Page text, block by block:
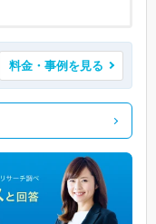
料金・事例を見る